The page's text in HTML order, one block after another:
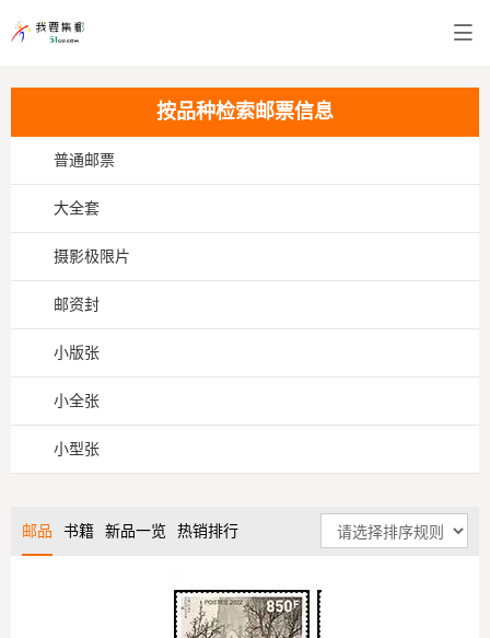
按品种检索邮票信息
普通邮票
大全套
摄影极限片
邮资封
小版张
小全张
小型张
邮品 书籍 新品一览 热销排行